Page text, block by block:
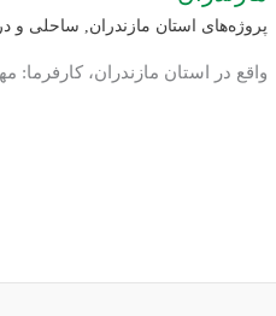
پروژه‌های استان مازندران, ساحلی و
واقع در استان مازندران،